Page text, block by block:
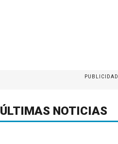
PUBLICIDAD
ÚLTIMAS NOTICIAS